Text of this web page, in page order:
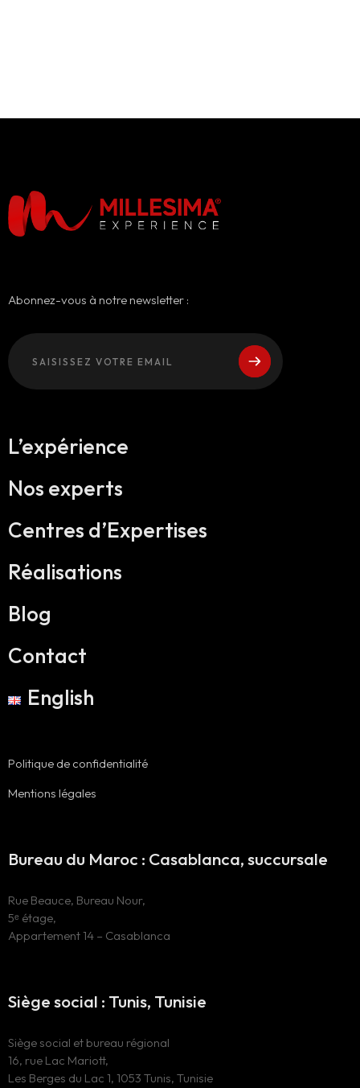
Abonnez-vous à notre newsletter :
L’expérience
Nos experts
Centres d’Expertises
Réalisations
Blog
Contact
English
Politique de confidentialité
Mentions légales
Siège social : Tunis, Tunisie
Siège social et bureau régional
16, rue Lac Mariott,
Les Berges du Lac 1, 1053 Tunis, Tunisie
Bureau du Maroc : Casablanca, succursale
Rue Beauce, Bureau Nour,
5ᵉ étage,
Appartement 14 – Casablanca